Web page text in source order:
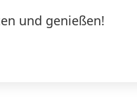
und genießen!